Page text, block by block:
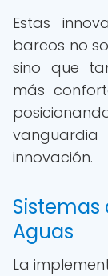
Estas
barcos no
sino que
más
innovación.
Sistemas
Aguas
La